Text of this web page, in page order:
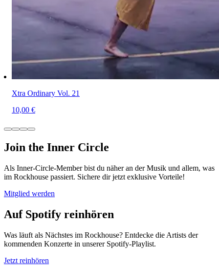
Xtra Ordinary Vol. 21
10,00 €
Join the Inner Circle
Als Inner-Circle-Member bist du näher an der Musik und allem, was
im Rockhouse passiert. Sichere dir jetzt exklusive Vorteile!
Mitglied werden
Auf Spotify reinhören
Was läuft als Nächstes im Rockhouse? Entdecke die Artists der
kommenden Konzerte in unserer Spotify-Playlist.
Jetzt reinhören